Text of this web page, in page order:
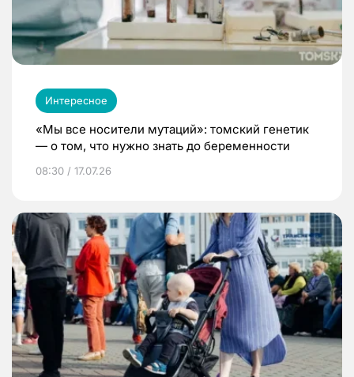
Интересное
«Мы все носители мутаций»: томский генетик
— о том, что нужно знать до беременности
08:30 / 17.07.26